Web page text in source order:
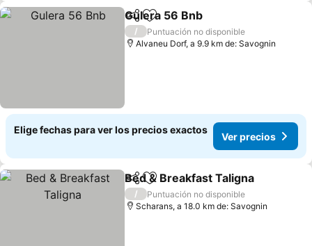
CompartirAgregar a favoritos
Gulera 56 Bnb
/
Puntuación no disponible
Alvaneu Dorf, a 9.9 km de: Savognin
Elige fechas para ver los precios exactos
Ver precios
CompartirAgregar a favoritos
Bed & Breakfast Taligna
/
Puntuación no disponible
Scharans, a 18.0 km de: Savognin